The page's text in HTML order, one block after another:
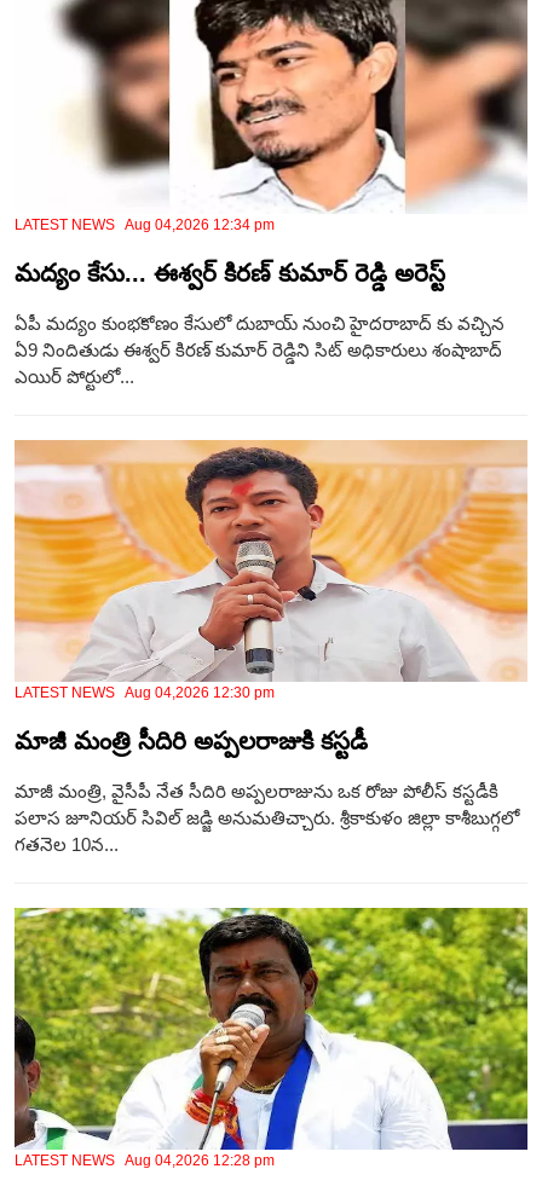
LATEST NEWS Aug 04,2026 12:34 pm
మద్యం కేసు... ఈశ్వర్ కిరణ్ కుమార్ రెడ్డి అరెస్ట్
ఏపీ మద్యం కుంభకోణం కేసులో దుబాయ్ నుంచి హైదరాబాద్ కు వచ్చిన
ఏ9 నిందితుడు ఈశ్వర్ కిరణ్ కుమార్ రెడ్డిని సిట్ అధికారులు శంషాబాద్
ఎయిర్ పోర్టులో...
LATEST NEWS Aug 04,2026 12:30 pm
మాజీ మంత్రి సీదిరి అప్పలరాజుకి కస్టడీ
మాజీ మంత్రి, వైసీపీ నేత సీదిరి అప్పలరాజును ఒక రోజు పోలీస్‌ కస్టడీకి
పలాస జూనియర్‌ సివిల్‌ జడ్జి అనుమతిచ్చారు. శ్రీకాకుళం జిల్లా కాశీబుగ్గలో
గతనెల 10న...
LATEST NEWS Aug 04,2026 12:28 pm